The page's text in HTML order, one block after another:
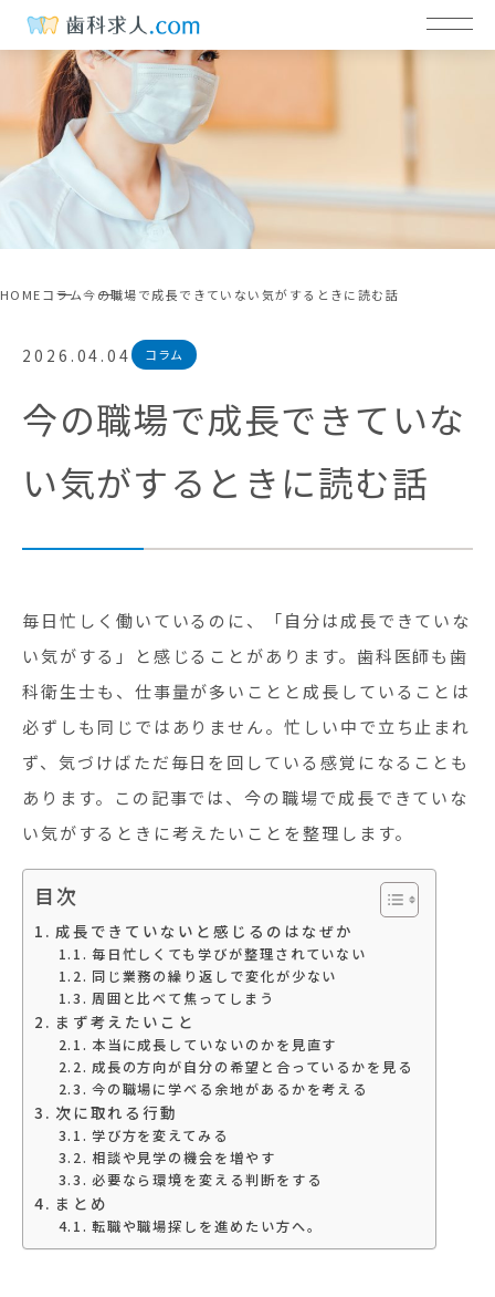
HOMEコラム今の職場で成長できていない気がするときに読む話
2026.04.04 コラム
今の職場で成長できていな
い気がするときに読む話
毎日忙しく働いているのに、「自分は成長できていな
い気がする」と感じることがあります。歯科医師も歯
科衛生士も、仕事量が多いことと成長していることは
必ずしも同じではありません。忙しい中で立ち止まれ
ず、気づけばただ毎日を回している感覚になることも
あります。この記事では、今の職場で成長できていな
い気がするときに考えたいことを整理します。
目次
成長できていないと感じるのはなぜか
毎日忙しくても学びが整理されていない
同じ業務の繰り返しで変化が少ない
周囲と比べて焦ってしまう
まず考えたいこと
本当に成長していないのかを見直す
成長の方向が自分の希望と合っているかを見る
今の職場に学べる余地があるかを考える
次に取れる行動
学び方を変えてみる
相談や見学の機会を増やす
必要なら環境を変える判断をする
まとめ
転職や職場探しを進めたい方へ。